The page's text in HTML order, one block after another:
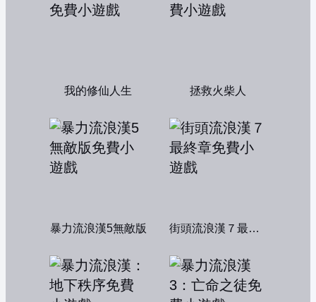
我的修仙人生 拯救火柴人
暴力流浪漢5無敵版 街頭流浪漢７最終章